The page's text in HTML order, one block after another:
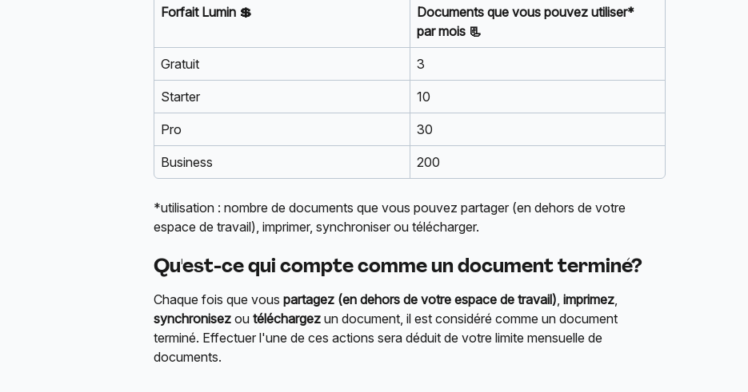
Forfait Lumin 💲
Documents que vous pouvez utiliser*
par mois 📃
Gratuit 3
Starter 10
Pro 30
Business 200
*utilisation : nombre de documents que vous pouvez partager (en dehors de votre
espace de travail), imprimer, synchroniser ou télécharger.
Qu'est-ce qui compte comme un document terminé?
Chaque fois que vous partagez (en dehors de votre espace de travail), imprimez,
synchronisez ou téléchargez un document, il est considéré comme un document
terminé. Effectuer l'une de ces actions sera déduit de votre limite mensuelle de
documents.